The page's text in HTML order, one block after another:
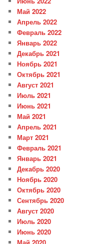
Май 2022
Апрель 2022
Февраль 2022
Январь 2022
Декабрь 2021
Ноябрь 2021
Октябрь 2021
Август 2021
Июль 2021
Июнь 2021
Май 2021
Апрель 2021
Март 2021
Февраль 2021
Январь 2021
Декабрь 2020
Ноябрь 2020
Октябрь 2020
Сентябрь 2020
Август 2020
Июль 2020
Июнь 2020